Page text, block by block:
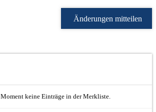
Änderungen mitteilen
keine Einträge in der Merkliste.